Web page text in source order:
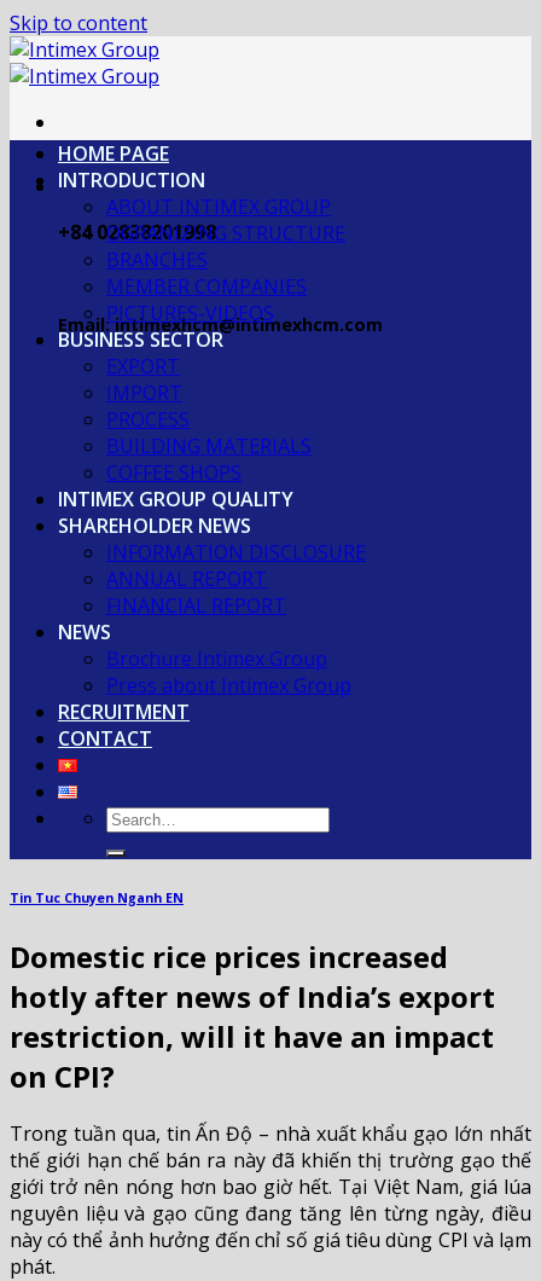
Skip to content
+84 02838201998
Email: intimexhcm@intimexhcm.com
HOME PAGE
INTRODUCTION
ABOUT INTIMEX GROUP
OGRANIZING STRUCTURE
BRANCHES
MEMBER COMPANIES
PICTURES-VIDEOS
BUSINESS SECTOR
EXPORT
IMPORT
PROCESS
BUILDING MATERIALS
COFFEE SHOPS
INTIMEX GROUP QUALITY
SHAREHOLDER NEWS
INFORMATION DISCLOSURE
ANNUAL REPORT
FINANCIAL REPORT
NEWS
Brochure Intimex Group
Press about Intimex Group
RECRUITMENT
CONTACT
Tin Tuc Chuyen Nganh EN
Domestic rice prices increased
hotly after news of India’s export
restriction, will it have an impact
on CPI?
Trong tuần qua, tin Ấn Độ – nhà xuất khẩu gạo lớn nhất
thế giới hạn chế bán ra này đã khiến thị trường gạo thế
giới trở nên nóng hơn bao giờ hết. Tại Việt Nam, giá lúa
nguyên liệu và gạo cũng đang tăng lên từng ngày, điều
này có thể ảnh hưởng đến chỉ số giá tiêu dùng CPI và lạm
phát.